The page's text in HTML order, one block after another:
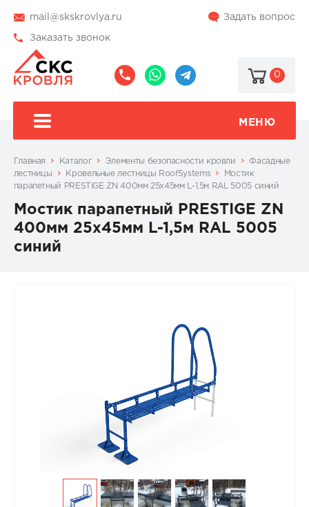
mail@skskrovlya.ru Задать вопрос
Заказать звонок
0
МЕНЮ
Главная Каталог Элементы безопасности кровли
Фасадные
лестницы
Кровельные лестницы RoofSystems
Мостик
парапетный PRESTIGE ZN 400мм 25х45мм L-1,5м RAL 5005 синий
Мостик парапетный PRESTIGE ZN
400мм 25х45мм L-1,5м RAL 5005
синий